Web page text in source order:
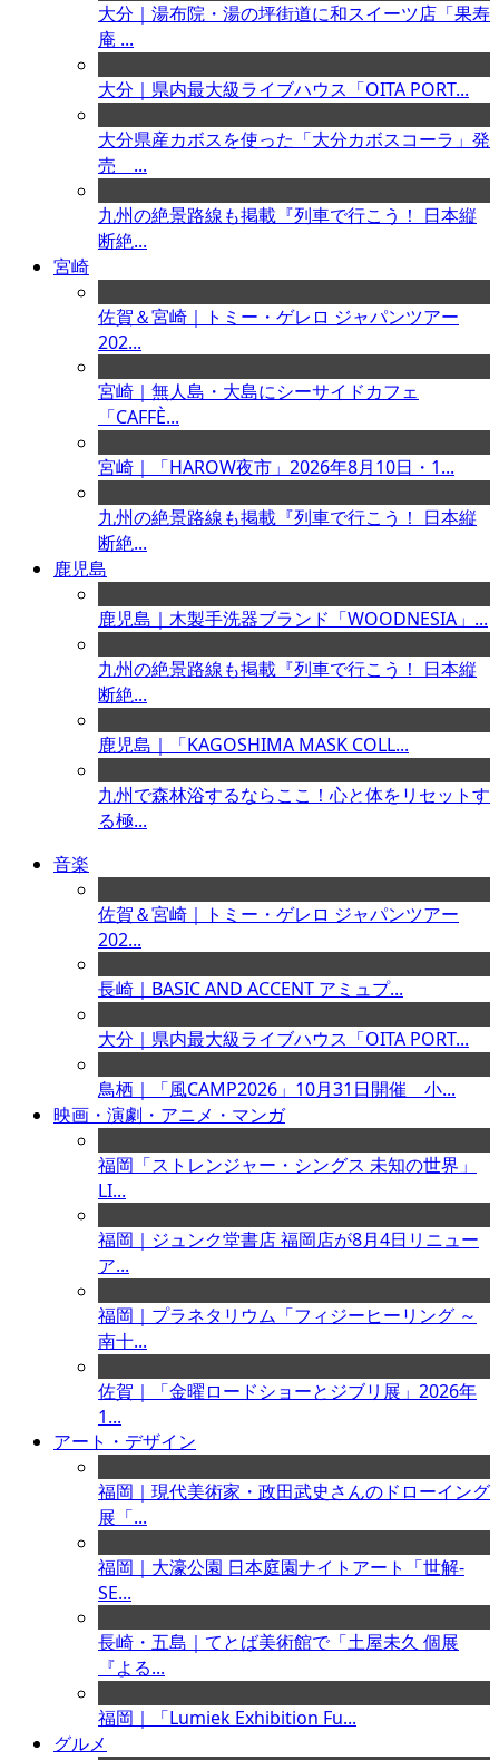
大分｜湯布院・湯の坪街道に和スイーツ店「果寿
庵 ...
大分｜県内最大級ライブハウス「OITA PORT...
大分県産カボスを使った「大分カボスコーラ」発
売 ...
九州の絶景路線も掲載『列車で行こう！ 日本縦
断絶...
宮崎
佐賀＆宮崎｜トミー・ゲレロ ジャパンツアー
202...
宮崎｜無人島・大島にシーサイドカフェ
「CAFFÈ...
宮崎｜「HAROW夜市」2026年8月10日・1...
九州の絶景路線も掲載『列車で行こう！ 日本縦
断絶...
鹿児島
鹿児島｜木製手洗器ブランド「WOODNESIA」...
九州の絶景路線も掲載『列車で行こう！ 日本縦
断絶...
鹿児島｜「KAGOSHIMA MASK COLL...
九州で森林浴するならここ！心と体をリセットす
る極...
音楽
佐賀＆宮崎｜トミー・ゲレロ ジャパンツアー
202...
長崎｜BASIC AND ACCENT アミュプ...
大分｜県内最大級ライブハウス「OITA PORT...
鳥栖｜「風CAMP2026」10月31日開催 小...
映画・演劇・アニメ・マンガ
福岡「ストレンジャー・シングス 未知の世界」
LI...
福岡｜ジュンク堂書店 福岡店が8月4日リニュー
ア...
福岡｜プラネタリウム「フィジーヒーリング ～
南十...
佐賀｜「金曜ロードショーとジブリ展」2026年
1...
アート・デザイン
福岡｜現代美術家・政田武史さんのドローイング
展「...
福岡｜大濠公園 日本庭園ナイトアート「世解-
SE...
長崎・五島｜てとば美術館で「土屋未久 個展
『よる...
福岡｜「Lumiek Exhibition Fu...
グルメ